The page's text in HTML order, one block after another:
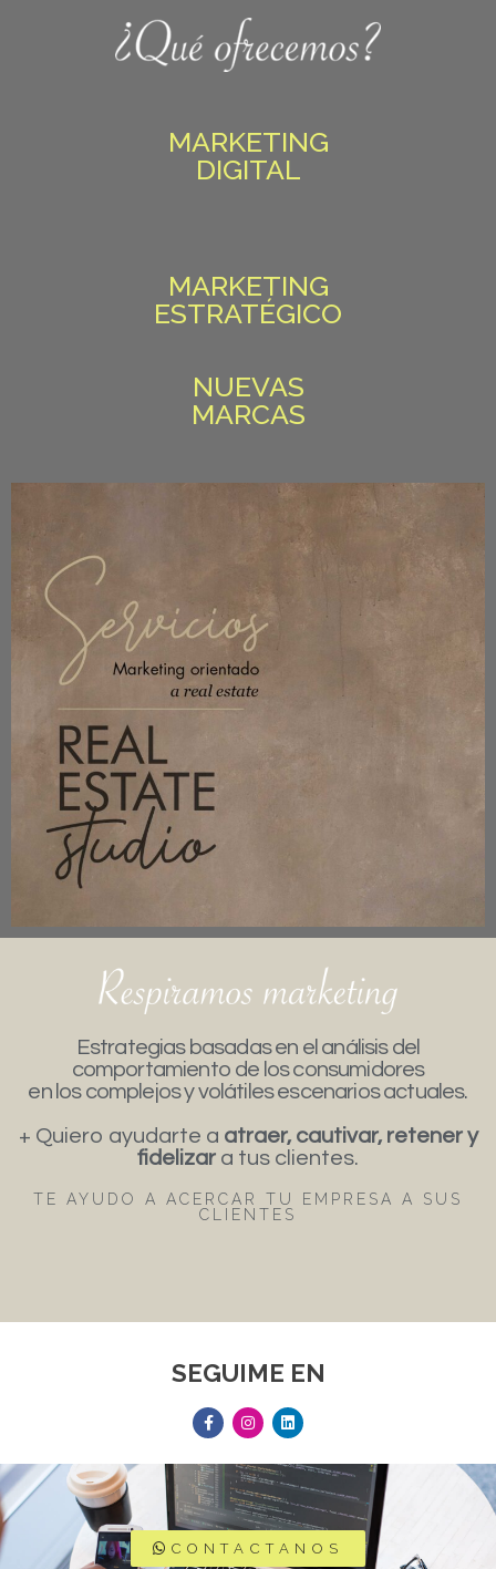
MARKETING
DIGITAL
MARKETING
ESTRATÉGICO
NUEVAS
MARCAS
Estrategias basadas en el análisis del
comportamiento de los consumidores
en los complejos y volátiles escenarios actuales.
+ Quiero ayudarte a atraer, cautivar, retener y
fidelizar a tus clientes.
TE AYUDO A ACERCAR TU EMPRESA A SUS
CLIENTES
SEGUIME EN
CONTACTANOS